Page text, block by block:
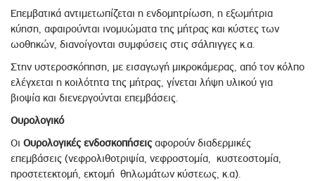
Επεμβατικά αντιμετωπίζεται η ενδομητρίωση, η εξωμήτρια
κύηση, αφαιρούνται ινομυώματα της μήτρας και κύστες των
ωοθηκών, διανοίγονται συμφύσεις στις σάλπιγγες κ.α.
Στην υστεροσκόπηση, με εισαγωγή μικροκάμερας, από τον κόλπο
ελέγχεται η κοιλότητα της μήτρας, γίνεται λήψη υλικού για
βιοψία και διενεργούνται επεμβάσεις.
Ουρολογικό
Οι Ουρολογικές ενδοσκοπήσειςαφορούν διαδερμικές
επεμβάσεις (νεφρολιθοτριψία, νεφροστομία, κυστεοστομία,
προστετεκτομή, εκτομή θηλωμάτων κύστεως, κ.α).